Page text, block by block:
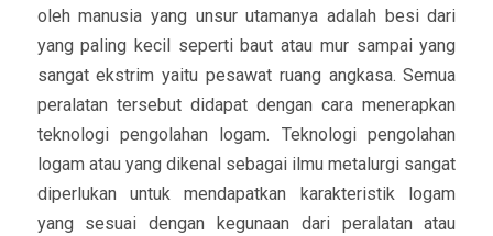
oleh manusia yang unsur utamanya adalah besi dari
yang paling kecil seperti baut atau mur sampai yang
sangat ekstrim yaitu pesawat ruang angkasa. Semua
peralatan tersebut didapat dengan cara menerapkan
teknologi pengolahan logam. Teknologi pengolahan
logam atau yang dikenal sebagai ilmu metalurgi sangat
diperlukan untuk mendapatkan karakteristik logam
yang sesuai dengan kegunaan dari peralatan atau